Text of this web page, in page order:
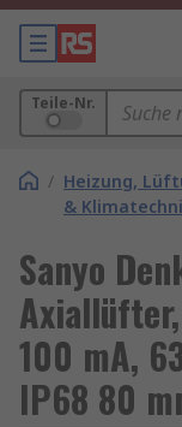
Teile-Nr.
/ Heizung,
&
Sanyo
100 mA,
IP68 80